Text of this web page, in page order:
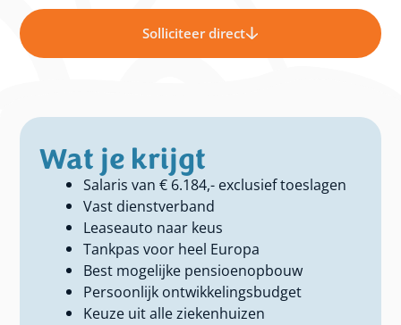
Solliciteer direct
Wat je krijgt
Salaris van € 6.184,- exclusief toeslagen
Vast dienstverband
Leaseauto naar keus
Tankpas voor heel Europa
Best mogelijke pensioenopbouw
Persoonlijk ontwikkelingsbudget
Keuze uit alle ziekenhuizen